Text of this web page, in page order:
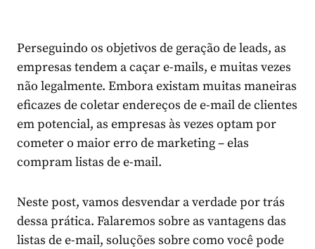
Perseguindo os objetivos de geração de leads, as
empresas tendem a caçar e-mails, e muitas vezes
não legalmente. Embora existam muitas maneiras
eficazes de coletar endereços de e-mail de clientes
em potencial, as empresas às vezes optam por
cometer o maior erro de marketing – elas
compram listas de e-mail.
Neste post, vamos desvendar a verdade por trás
dessa prática. Falaremos sobre as vantagens das
listas de e-mail, soluções sobre como você pode